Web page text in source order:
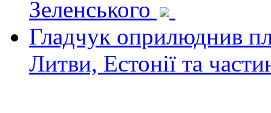
Зеленського
Гладчук оприлюднив
Литви, Естонії та